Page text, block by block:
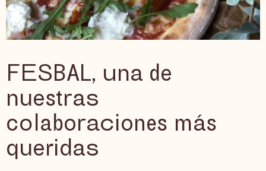
FESBAL, una de
nuestras
colaboraciones más
queridas